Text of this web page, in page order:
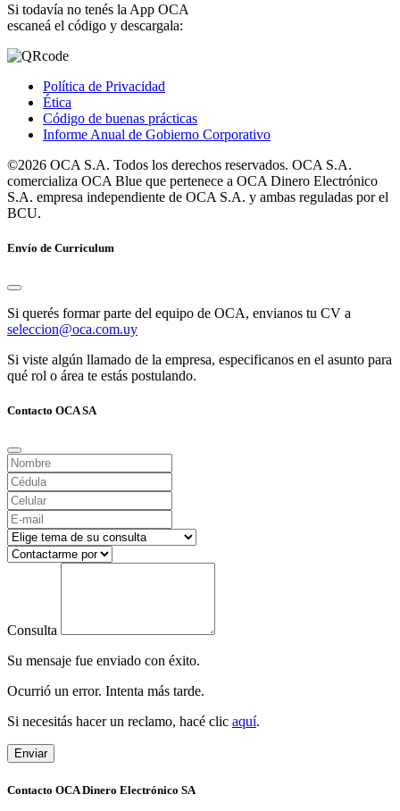
Si todavía no tenés la App OCA
escaneá el código y descargala:
Política de Privacidad
Ética
Código de buenas prácticas
Informe Anual de Gobierno Corporativo
©2026 OCA S.A. Todos los derechos reservados. OCA S.A.
comercializa OCA Blue que pertenece a OCA Dinero Electrónico
S.A. empresa independiente de OCA S.A. y ambas reguladas por el
BCU.
Envío de Curriculum
Si querés formar parte del equipo de OCA, envianos tu CV a
seleccion@oca.com.uy
Si viste algún llamado de la empresa, especificanos en el asunto para
qué rol o área te estás postulando.
Contacto OCA SA
Consulta
Su mensaje fue enviado con éxito.
Ocurrió un error. Intenta más tarde.
Si necesitás hacer un reclamo, hacé clic aquí.
Enviar
Contacto OCA Dinero Electrónico SA